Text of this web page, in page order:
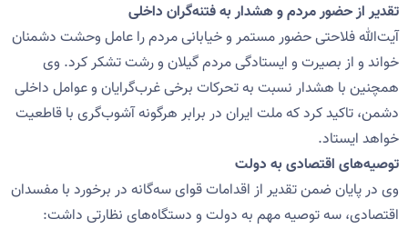
تقدیر از حضور مردم و هشدار به فتنه‌گران داخلی
آیت‌الله فلاحتی حضور مستمر و خیابانی مردم را عامل وحشت دشمنان
خواند و از بصیرت و ایستادگی مردم گیلان و رشت تشکر کرد. وی
همچنین با هشدار نسبت به تحرکات برخی غرب‌گرایان و عوامل داخلی
دشمن، تاکید کرد که ملت ایران در برابر هرگونه آشوب‌گری با قاطعیت
خواهد ایستاد.
توصیه‌های اقتصادی به دولت
وی در پایان ضمن تقدیر از اقدامات قوای سه‌گانه در برخورد با مفسدان
اقتصادی، سه توصیه مهم به دولت و دستگاه‌های نظارتی داشت: